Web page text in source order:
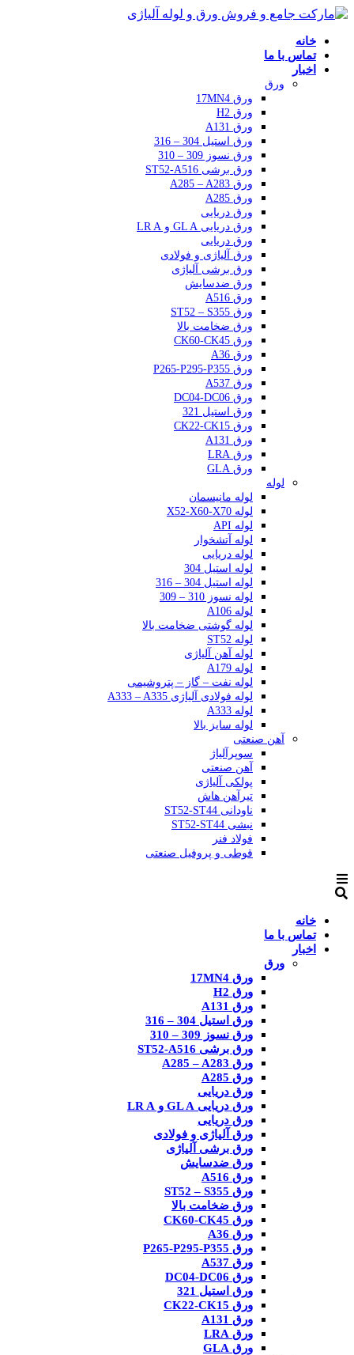
خانه
تماس با ما
اخبار
ورق
ورق 17MN4
ورق H2
ورق A131
ورق استیل 304 – 316
ورق نسوز 309 – 310
ورق برشی ST52-A516
ورق A285 – A283
ورق A285
ورق دریایی
ورق دریایی GL A و LR A
ورق دریایی
ورق آلیاژی و فولادی
ورق برشی آلیاژی
ورق ضدسایش
ورق A516
ورق ST52 – S355
ورق ضخامت بالا
ورق CK60-CK45
ورق A36
ورق P265-P295-P355
ورق A537
ورق DC04-DC06
ورق استیل 321
ورق CK22-CK15
ورق A131
ورق LRA
ورق GLA
لوله
لوله مانیسمان
لوله X52-X60-X70
لوله API
لوله آتشخوار
لوله دریایی
لوله استیل 304
لوله استیل 304 – 316
لوله نسوز 310 – 309
لوله A106
لوله گوشتی ضخامت بالا
لوله ST52
لوله آهن آلیاژی
لوله A179
لوله نفت – گاز – پتروشیمی
لوله فولادی آلیاژی A333 – A335
لوله A333
لوله سایز بالا
آهن صنعتی
سوپرآلیاژ
آهن صنعتی
پولکی آلیاژی
تیرآهن هاش
ناودانی ST52-ST44
نبشی ST52-ST44
فولاد فنر
قوطی و پروفیل صنعتی
خانه
تماس با ما
اخبار
ورق
ورق 17MN4
ورق H2
ورق A131
ورق استیل 304 – 316
ورق نسوز 309 – 310
ورق برشی ST52-A516
ورق A285 – A283
ورق A285
ورق دریایی
ورق دریایی GL A و LR A
ورق دریایی
ورق آلیاژی و فولادی
ورق برشی آلیاژی
ورق ضدسایش
ورق A516
ورق ST52 – S355
ورق ضخامت بالا
ورق CK60-CK45
ورق A36
ورق P265-P295-P355
ورق A537
ورق DC04-DC06
ورق استیل 321
ورق CK22-CK15
ورق A131
ورق LRA
ورق GLA